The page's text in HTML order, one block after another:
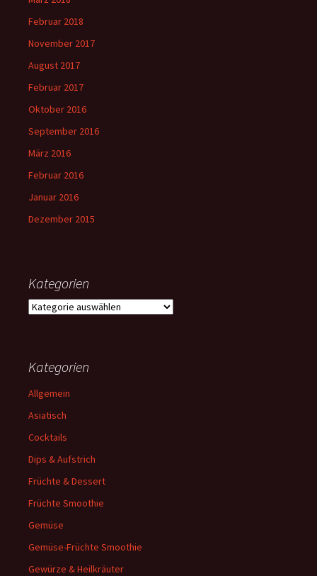
Februar 2018
November 2017
August 2017
Februar 2017
Oktober 2016
September 2016
März 2016
Februar 2016
Januar 2016
Dezember 2015
Kategorien
Kategorien
Kategorien
Allgemein
Asiatisch
Cocktails
Dips & Aufstrich
Früchte & Dessert
Früchte Smoothie
Gemüse
Gemüse-Früchte Smoothie
Gewürze & Heilkräuter